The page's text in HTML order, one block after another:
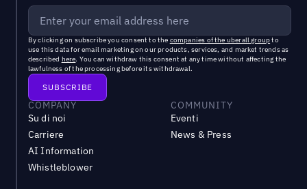
By clicking on subscribe you consent to the companies of the uberall groupto
use this data for email marketing on our products, services, and market trends as
described here. You can withdraw this consent at any time without affecting the
lawfulness of the processing before its withdrawal.
COMPANY
Su di noi
Carriere
AI Information
Whistleblower
COMMUNITY
Eventi
News & Press